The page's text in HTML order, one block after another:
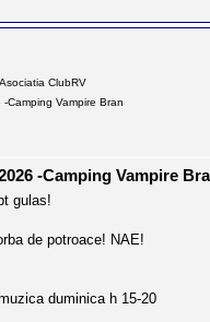
ClubRV
Camping Vampire Bran
-Camping Vampire
gulas!
de potroace! NAE!
duminica h 15-20